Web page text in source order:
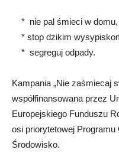
* nie pal śmieci w domu,
* stop dzikim
* segreguj odpady.
Kampania „Nie zaśmiecaj
współfinansowana przez
Europejskiego Funduszu
osi priorytetowej
Środowisko.